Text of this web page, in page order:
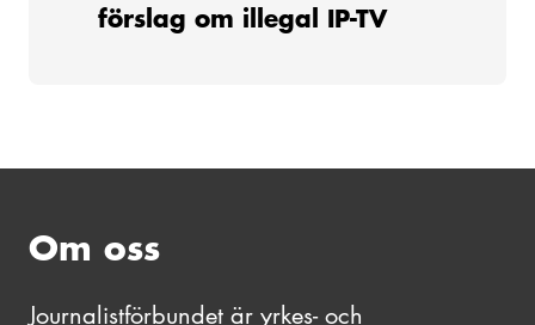
förslag om illegal IP-TV
Om oss
Journalistförbundet är yrkes- och